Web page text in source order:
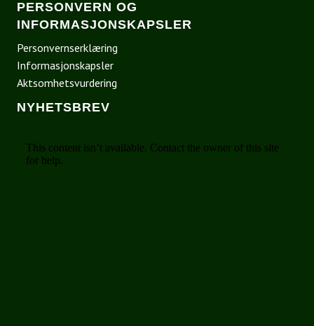
PERSONVERN OG
INFORMASJONSKAPSLER
Personvernserklæring
Informasjonskapsler
Aktsomhetsvurdering
NYHETSBREV